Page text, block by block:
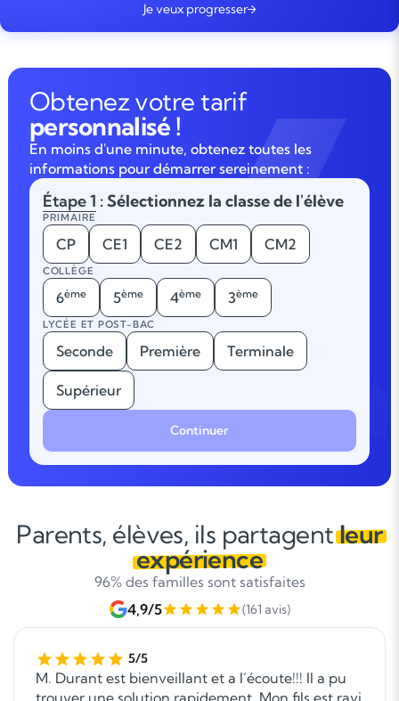
Je veux progresser
Obtenez votre tarif
personnalisé !
En moins d'une minute, obtenez toutes les
informations pour démarrer sereinement :
Étape 1 : Sélectionnez la classe de l'élève
PRIMAIRE
CP CE1 CE2 CM1 CM2
COLLÈGE
6ème 5ème 4ème 3ème
LYCÉE ET POST-BAC
Seconde Première Terminale
Supérieur
Continuer
Parents, élèves, ils partagentleur
expérience
96% des familles sont satisfaites
4,9/5
(161 avis)
5/5
M. Durant est bienveillant et a l´écoute!!! Il a pu